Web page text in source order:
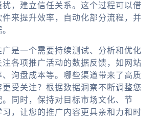
，建立信任关系。这个过程可以借
件来提升效率，自动化部分流程，并
广是一个需要持续测试、分析和优化
各项推广活动的数据反馈，如网站
询盘成本等。哪些渠道带来了高质
受关注？根据数据洞察不断调整您
同时，保持对目标市场文化、节
习，让您的推广内容更具亲和力和时